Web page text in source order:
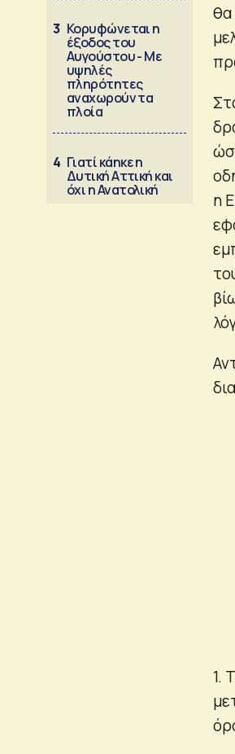
3 Κορυφώνεται η
έξοδος του
Αυγούστου - Με
υψηλές
πληρότητες
αναχωρούν τα
πλοία
4 Γιατί κάηκε η
Δυτική Αττική και
όχι η Ανατολική
θα
η
1.